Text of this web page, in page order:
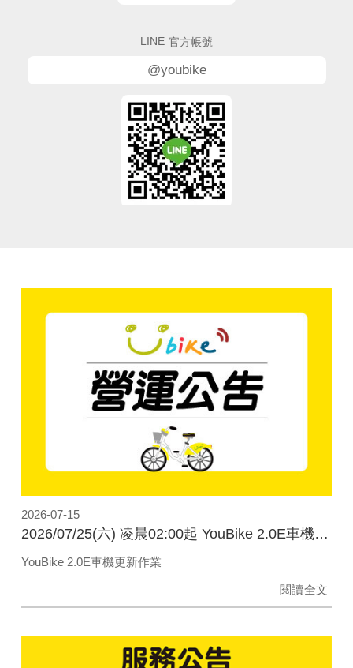
LINE 官方帳號
@youbike
2026-07-15
2026/07/25(六) 凌晨02:00起 YouBike 2.0E車機更新作業
YouBike 2.0E車機更新作業
閱讀全文